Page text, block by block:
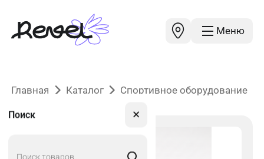
Меню
Поиск ✕
Главная Каталог Спортивное оборудование